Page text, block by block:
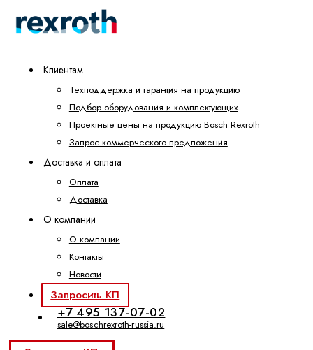
Клиентам
Техподдержка и гарантия на продукцию
Подбор оборудования и комплектующих
Проектные цены на продукцию Bosch Rexroth
Запрос коммерческого предложения
Доставка и оплата
Оплата
Доставка
О компании
О компании
Контакты
Новости
Запросить КП
+7 495 137-07-02
sale@boschrexroth-russia.ru